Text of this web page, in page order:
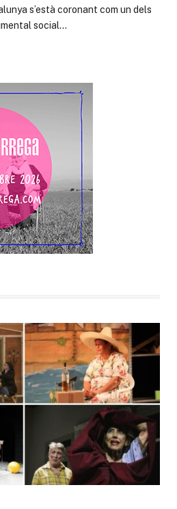
s’està coronant com un dels
social…